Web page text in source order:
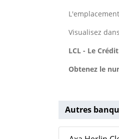
Visualisez
LCL - Le
Obtenez le
Autres